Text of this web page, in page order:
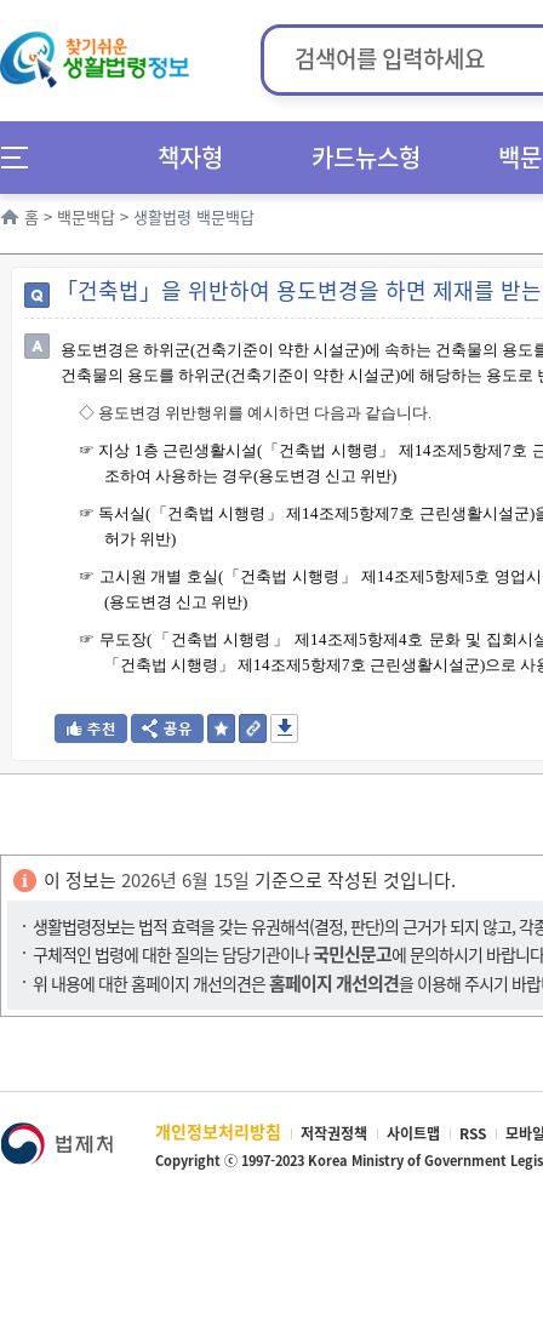
책자형 카드뉴스형 백
홈 > 백문백답 > 생활법령 백문백답
「건축법」을 위반하여 용도변경을 하면 제재를 받
용도변경은 하위군(건축기준이 약한 시설군)에 속하는 건축물의 용도
건축물의 용도를 하위군(건축기준이 약한 시설군)에 해당하는 용도로
◇ 용도변경 위반행위를 예시하면 다음과 같습니다.
☞ 지상 1층 근린생활시설( 「 건축법 시행령 」제 14조제5항제7호
조하여 사용하는 경우(용도변경 신고 위반)
☞ 독서실( 「 건축법 시행령 」제 14조제5항제7호 근린생활시설군)
허가 위반)
☞ 고시원 개별 호실(「 건축법 시행령 」 제 14조제5항제5호 영업
(용도변경 신고 위반)
☞ 무도장( 「 건축법 시행령 」제 14조제5항제4호 문화 및 집회시
「 건축법 시행령 」 제 14조제5항제7호 근린생활시설군)으로 사
이 정보는 2026년 6월 15일 기준으로 작성된 것입니다.
생활법령정보는 법적 효력을 갖는 유권해석(결정, 판단)의 근거가 되지 않고,
구체적인 법령에 대한 질의는 담당기관이나국민신문고에 문의하시기 바랍니
위 내용에 대한 홈페이지 개선의견은홈페이지 개선의견을 이용해 주시기 바
개인정보처리방침 저작권정책 사이트맵 RSS 모바
Copyright ⓒ 1997-2023 Korea Ministry of Government